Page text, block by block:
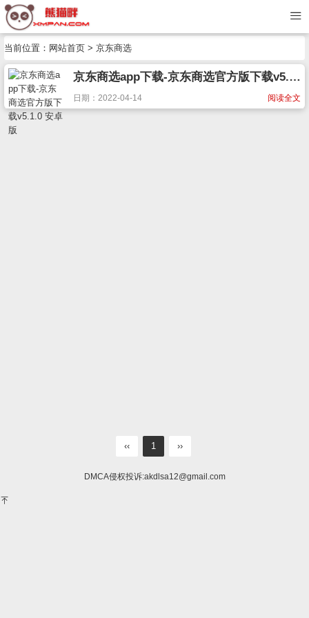
当前位置： 网站首页 > 京东商选
京东商选app下载-京东商选官方版下载v5.1.0 安卓版
阅读全文
日期：2022-04-14
‹‹ 1 ››
DMCA侵权投诉:akdlsa12@gmail.com